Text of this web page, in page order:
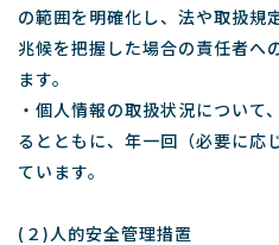
の範囲を明確化し、法や取扱規
兆候を把握した場合の責任者へ
ます。
・個人情報の取扱状況について
るとともに、年一回（必要に応
ています。
(２)人的安全管理措置